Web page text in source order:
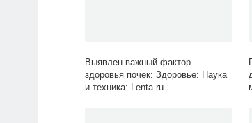
Выявлен важный фактор
здоровья почек: Здоровье: Наука
и техника: Lenta.ru